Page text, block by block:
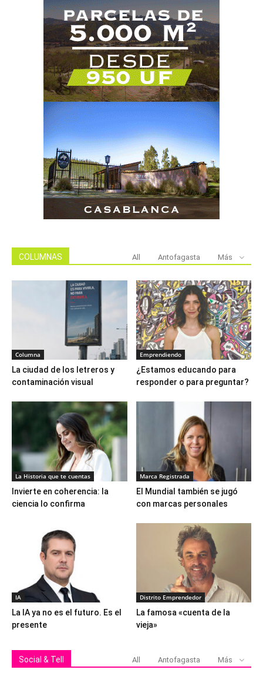
COLUMNAS All Antofagasta Más
Columna
La ciudad de los letreros y
contaminación visual
Emprendiendo
¿Estamos educando para
responder o para preguntar?
La Historia que te cuentas
Invierte en coherencia: la
ciencia lo confirma
Marca Registrada
El Mundial también se jugó
con marcas personales
IA
La IA ya no es el futuro. Es el
presente
Distrito Emprendedor
La famosa «cuenta de la
vieja»
Social & Tell All Antofagasta Más